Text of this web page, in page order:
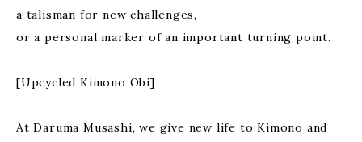
a talisman for new challenges,
or a personal marker of an important turning point.
[Upcycled Kimono Obi]
At Daruma Musashi, we give new life to Kimono and